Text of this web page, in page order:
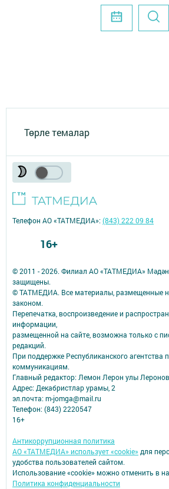
Төрле темалар
© 2011 - 2026. Филиал АО «ТАТМЕДИА»
защищены.
© ТАТМЕДИА. Все материалы, размещенные
законом.
Перепечатка, воспроизведение и
информации,
размещенной на сайте, возможна только с
редакций.
При поддержке Республиканского агентства
коммуникациям.
Главный редактор: Лемон Лерон улы Леронов
Адрес: Декабристлар урамы, 2
эл.почта: m-jomga@mail.ru
Телефон: (843) 2220547
16+
Антикоррупционная политика
АО «ТАТМЕДИА» использует «cookie»для
удобства пользователей сайтом.
Использование «cookie» можно отменить в
Политика конфиденциальности
Телефон АО «ТАТМЕДИА»:(843) 222 09 84
16+